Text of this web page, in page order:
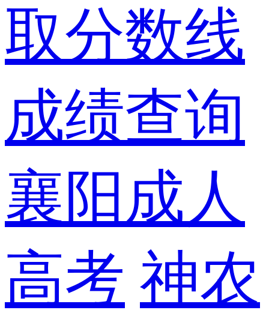
取分数线
成绩查询
襄阳成人
高考 神农